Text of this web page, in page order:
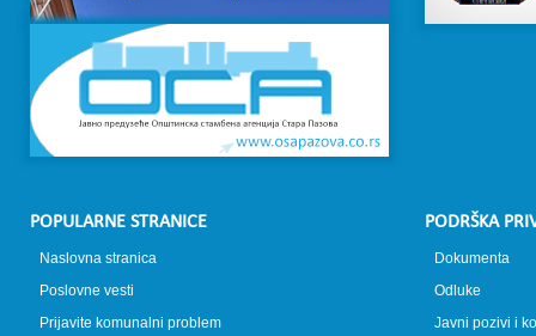
POPULARNE STRANICE
Naslovna stranica
Poslovne vesti
Prijavite komunalni problem
PODRŠKA
Dokumenta
Odluke
Javni pozivi i